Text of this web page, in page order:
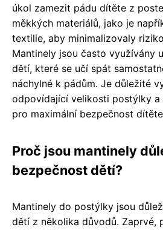
úkol zamezit pádu dítěte z
měkkých materiálů, jako je
textilie, aby minimalizovaly
Mantinely jsou často využívány
dětí, které se učí spát
náchylné k pádům. Je důležité
odpovídající velikosti postýlky a
pro maximální bezpečnost
Proč jsou mantinely
bezpečnost dětí?
Mantinely do postýlky jsou
dětí z několika důvodů. Zaprvé,